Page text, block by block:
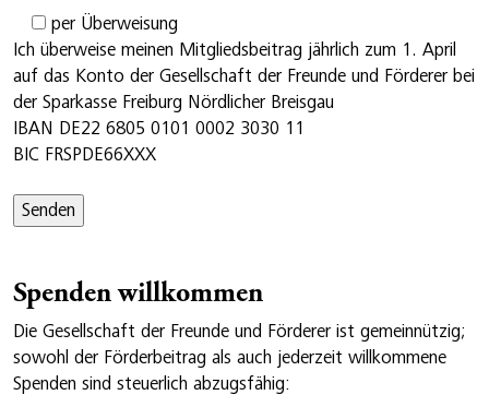
per Überweisung
Ich überweise meinen Mitgliedsbeitrag jährlich zum 1. April
auf das Konto der Gesellschaft der Freunde und Förderer bei
der Sparkasse Freiburg Nördlicher Breisgau
IBAN DE22 6805 0101 0002 3030 11
BIC FRSPDE66XXX
Spenden willkommen
Die Gesellschaft der Freunde und Förderer ist gemeinnützig;
sowohl der Förderbeitrag als auch jederzeit willkommene
Spenden sind steuerlich abzugsfähig: